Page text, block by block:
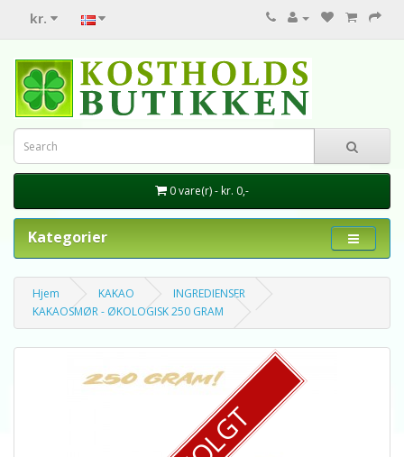
kr.
0 vare(r) - kr. 0,-
Kategorier
Hjem KAKAO
INGREDIENSER
KAKAOSMØR - ØKOLOGISK 250 GRAM